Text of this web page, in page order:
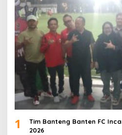
1
Tim Banteng Banten FC
2026